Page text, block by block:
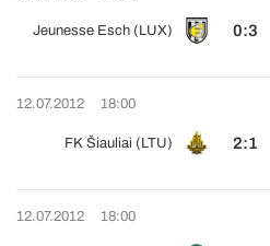
Jeunesse Esch (LUX) 0:3
12.07.2012 18:00
FK Šiauliai (LTU) 2:1
12.07.2012 18:00